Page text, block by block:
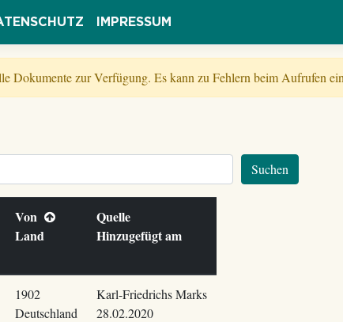
IMPRESSUM
Dokumente zur Verfügung. Es kann zu Fehlern beim Aufrufen
Suchen
Von
Land
Quelle
Hinzugefügt am
1902
Deutschland
Karl-Friedrichs Marks
28.02.2020